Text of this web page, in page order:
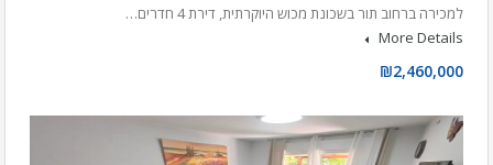
למכירה ברחוב תור בשכונת מכוש היוקרתית, דירת 4 חדרים…
More Details
₪2,460,000